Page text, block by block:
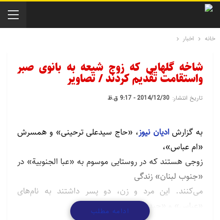
خانه اخبار
شاخه گلهایی که زوج شیعه به بانوی صبر
واستقامت تقدیم کردند / تصاویر
تاریخ انتشار: 2014/12/30 - 9:17 ق.ظ
به گزارشادیان نیوز، «حاج سیدعلی ترحینی» و همسرش
«ام عباس»،
زوجی هستند که در روستایی موسوم به «عبا الجنوبیة» در
«جنوب لبنان» زندگی
می‌کنند. این مرد و زن، دو پسر داشتند به نام‌های
«عباس» و «حیدر» که هر دوادامه مطلب